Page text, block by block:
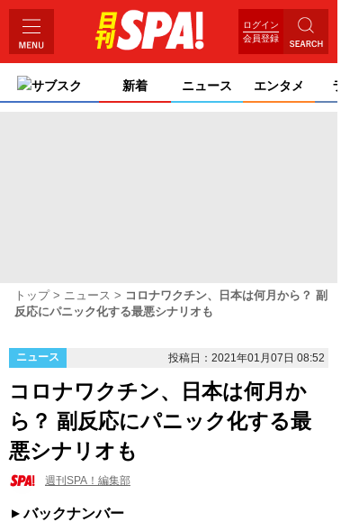
ログイン
会員登録
サブスク 新着 ニュース エンタメ
トップ ニュース
コロナワクチン、日本は何月から？ 副
反応にパニック化する最悪シナリオも
ニュース 投稿日：2021年01月07日 08:52
コロナワクチン、日本は何月か
ら？ 副反応にパニック化する最
悪シナリオも
週刊SPA！編集部
バックナンバー